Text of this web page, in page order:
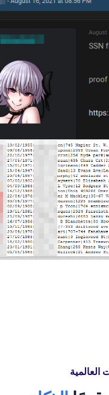
العالمية